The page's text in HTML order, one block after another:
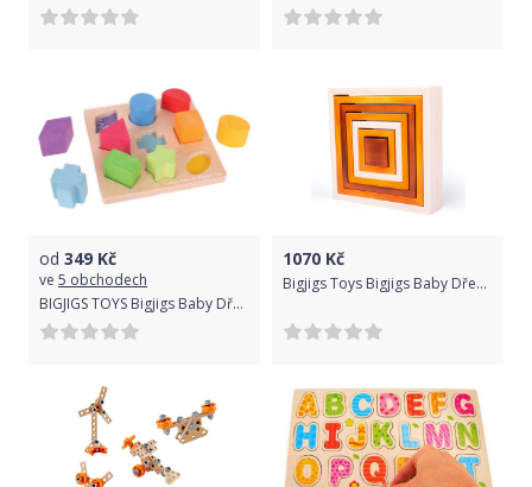
od 349 Kč
ve 5 obchodech
BIGJIGS TOYS Bigjigs Baby Dřevěné kostky tvary a barvy
1070 Kč
Bigjigs Toys Bigjigs Baby Dřevěné skládací čtverce